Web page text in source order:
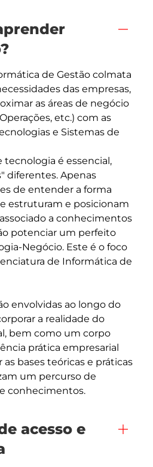
de Gestão colmata
das empresas,
as áreas de negócio
etc.) com as
e Sistemas de
tecnologia é essencial,
diferentes. Apenas
de entender a forma
estruturam e posicionam
a conhecimentos
potenciar um perfeito
Negócio. Este é o foco
de Informática de
envolvidas ao longo do
a realidade do
bem como um corpo
prática empresarial
bases teóricas e práticas
um percurso de
acesso e